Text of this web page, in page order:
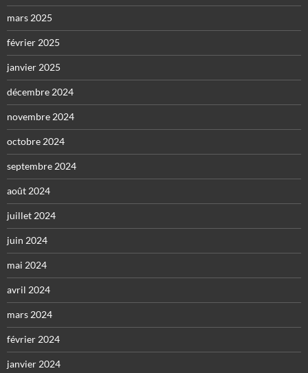
mars 2025
février 2025
janvier 2025
décembre 2024
novembre 2024
octobre 2024
septembre 2024
août 2024
juillet 2024
juin 2024
mai 2024
avril 2024
mars 2024
février 2024
janvier 2024